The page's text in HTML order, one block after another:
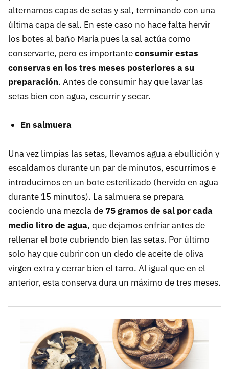
alternamos capas de setas y sal, terminando con una
última capa de sal. En este caso no hace falta hervir
los botes al baño María pues la sal actúa como
conservarte, pero es importanteconsumir estas
conservas en los tres meses posteriores a su
preparación. Antes de consumir hay que lavar las
setas bien con agua, escurrir y secar.
En salmuera
Una vez limpias las setas, llevamos agua a ebullición y
escaldamos durante un par de minutos, escurrimos e
introducimos en un bote esterilizado (hervido en agua
durante 15 minutos). La salmuera se prepara
cociendo una mezcla de 75 gramos de sal por cada
medio litro de agua, que dejamos enfriar antes de
rellenar el bote cubriendo bien las setas. Por último
solo hay que cubrir con un dedo de aceite de oliva
virgen extra y cerrar bien el tarro. Al igual que en el
anterior, esta conserva dura un máximo de tres meses.